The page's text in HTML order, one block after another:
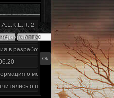
2
разработке!
в разработке!
о моде за июнь 2020
о проделанной работе